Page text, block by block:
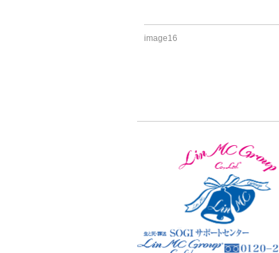
image16